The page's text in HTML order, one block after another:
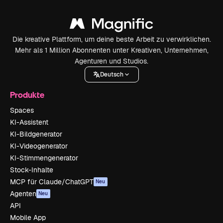
Die kreative Plattform, um deine beste Arbeit zu verwirklichen.
Mehr als 1 Million Abonnenten unter Kreativen, Unternehmen,
Agenturen und Studios.
Deutsch
Produkte
Spaces
KI-Assistent
KI-Bildgenerator
KI-Videogenerator
KI-Stimmengenerator
Stock-Inhalte
MCP für Claude/ChatGPT Neu
Agenten Neu
API
Mobile App